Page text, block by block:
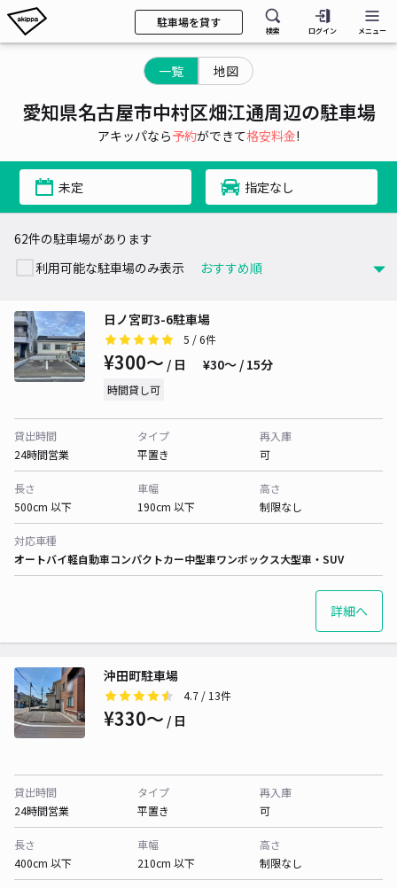
駐車場を貸す
検索 ログイン メニュー
一覧 地図
愛知県名古屋市中村区畑江通周辺の駐車場
アキッパなら予約ができて格安料金!
未定 指定なし
62件の駐車場があります
利用可能な駐車場のみ表示
日ノ宮町3-6駐車場
5 / 6件
¥300〜 / 日 ¥30〜 / 15分
時間貸し可
貸出時間
24時間営業
タイプ
平置き
再入庫
可
長さ
500cm 以下
車幅
190cm 以下
高さ
制限なし
対応車種
オートバイ軽自動車コンパクトカー中型車ワンボックス大型車・SUV
詳細へ
沖田町駐車場
4.7 / 13件
¥330〜 / 日
貸出時間
24時間営業
タイプ
平置き
再入庫
可
長さ
400cm 以下
車幅
210cm 以下
高さ
制限なし